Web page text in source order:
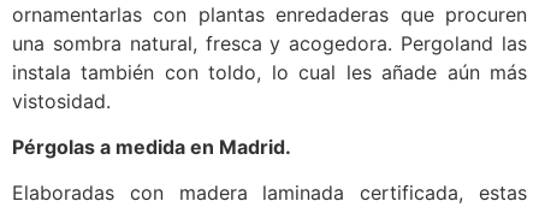
ornamentarlas con plantas enredaderas que procuren
una sombra natural, fresca y acogedora. Pergoland las
instala también con toldo, lo cual les añade aún más
vistosidad.
Pérgolas a medida en Madrid.
Elaboradas con madera laminada certificada, estas